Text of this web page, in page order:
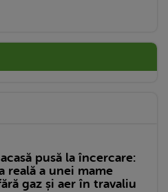
pusă la încercare:
reală a unei mame
gaz și aer în travaliu